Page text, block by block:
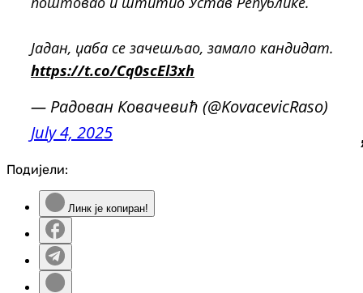
Јадан, џаба се зачешљао, замало кандидат.
https://t.co/Cq0scEl3xh
— Радован Ковачевић (@KovacevicRaso)
July 4, 2025
Подијели:
Линк је копиран!